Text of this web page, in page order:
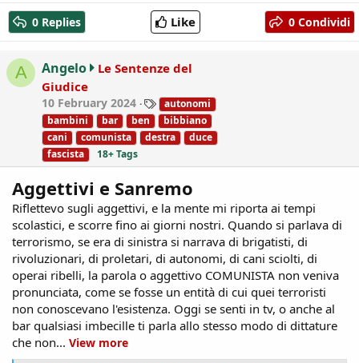
a
c
t
i
o
n
s
0 Replies Like 0 Condividi
A Angelo
Le Sentenze del
Giudice
10 February 2024
T
a
g
s
autonomi
bambini
bar ben
bibbiano
cani
comunista destra
duce
fascista
18+ Tags
Aggettivi e Sanremo
Riflettevo sugli aggettivi, e la mente mi riporta ai tempi
scolastici, e scorre fino ai giorni nostri. Quando si parlava di
terrorismo, se era di sinistra si narrava di brigatisti, di
rivoluzionari, di proletari, di autonomi, di cani sciolti, di
operai ribelli, la parola o aggettivo COMUNISTA non veniva
pronunciata, come se fosse un entità di cui quei terroristi
non conoscevano l'esistenza. Oggi se senti in tv, o anche al
bar qualsiasi imbecille ti parla allo stesso modo di dittature
che non... View more